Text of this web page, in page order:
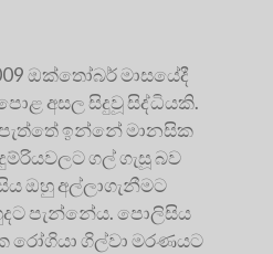
ඔක්තෝබර් මාසයේදී
අසල සිදුවූ සිද්ධියකි.
ඉන්නේ මානසික
ගල් ගැසූ බව
ඔහු අල්ලාගැනීමට
පැන්නේය. පොලිසිය
රෝගියා ගිල්වා මරණයට